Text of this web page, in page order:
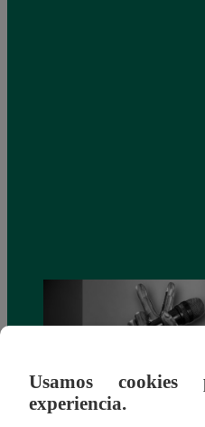
Usamos
experiencia.